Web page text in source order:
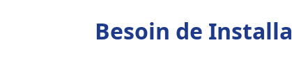
Besoin de